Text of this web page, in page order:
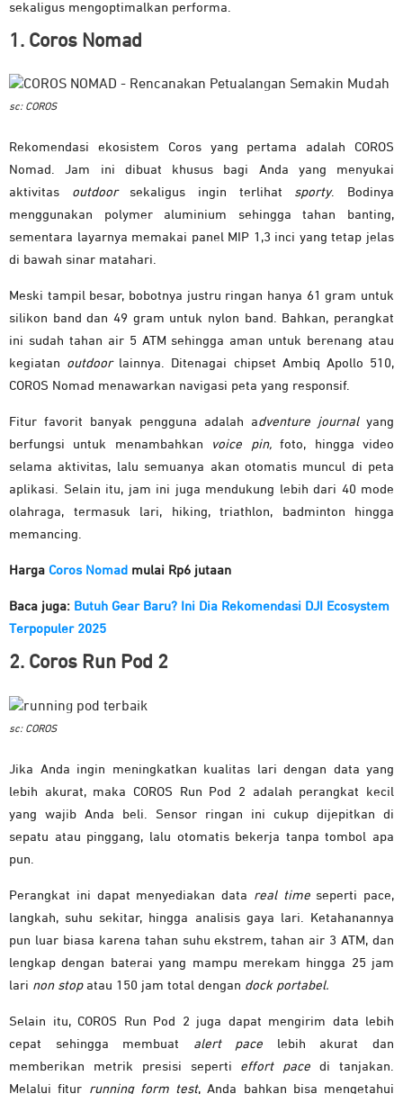
sekaligus mengoptimalkan performa.
1. Coros Nomad
sc: COROS
Rekomendasi ekosistem Coros yang pertama adalah COROS
Nomad. Jam ini dibuat khusus bagi Anda yang menyukai
aktivitas outdoorsekaligus ingin terlihat sporty. Bodinya
menggunakan polymer aluminium sehingga tahan banting,
sementara layarnya memakai panel MIP 1,3 inci yang tetap jelas
di bawah sinar matahari.
Meski tampil besar, bobotnya justru ringan hanya 61 gram untuk
silikon band dan 49 gram untuk nylon band. Bahkan, perangkat
ini sudah tahan air 5 ATM sehingga aman untuk berenang atau
kegiatan outdoorlainnya. Ditenagai chipset Ambiq Apollo 510,
COROS Nomad menawarkan navigasi peta yang responsif.
Fitur favorit banyak pengguna adalah adventure journalyang
berfungsi untuk menambahkan
voice pin,foto, hingga video
selama aktivitas, lalu semuanya akan otomatis muncul di peta
aplikasi. Selain itu, jam ini juga mendukung lebih dari 40 mode
olahraga, termasuk lari, hiking, triathlon, badminton hingga
memancing.
Harga Coros Nomad mulai Rp6 jutaan
Baca juga: Butuh Gear Baru? Ini Dia Rekomendasi DJI Ecosystem
Terpopuler 2025
2. Coros Run Pod 2
sc: COROS
Jika Anda ingin meningkatkan kualitas lari dengan data yang
lebih akurat, maka COROS Run Pod 2 adalah perangkat kecil
yang wajib Anda beli. Sensor ringan ini cukup dijepitkan di
sepatu atau pinggang, lalu otomatis bekerja tanpa tombol apa
pun.
Perangkat ini dapat menyediakan data real timeseperti pace,
langkah, suhu sekitar, hingga analisis gaya lari. Ketahanannya
pun luar biasa karena tahan suhu ekstrem, tahan air 3 ATM, dan
lengkap dengan baterai yang mampu merekam hingga 25 jam
lari non stopatau 150 jam total dengan dock portabel.
Selain itu, COROS Run Pod 2 juga dapat mengirim data lebih
cepat sehingga membuat alert pace lebih akurat dan
memberikan metrik presisi seperti effort pace di tanjakan.
Melalui fitur running form test, Anda bahkan bisa mengetahui